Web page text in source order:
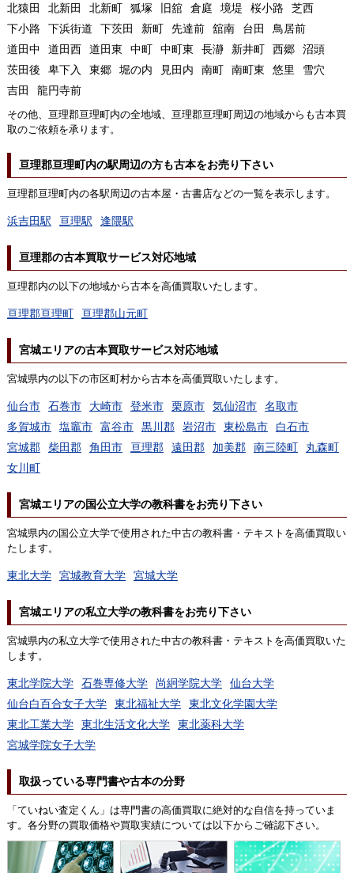
北猿田
北新田 北新町 狐塚 旧舘 倉庭 境堤 桜小路
芝西
下小路
下浜街道 下茨田 新町 先達前 舘南 台田
鳥居前
道田中
道田西 道田東 中町 中町東 長瀞 新井町 西郷
沼頭
茨田後
卑下入 東郷 堀の内 見田内 南町 南町東 悠里
雪穴
吉田
龍円寺前
その他、亘理郡亘理町内の全地域、亘理郡亘理町周辺の地域からも古本買
取のご依頼を承ります。
亘理郡亘理町内の駅周辺の方も古本をお売り下さい
亘理郡亘理町内の各駅周辺の古本屋・古書店などの一覧を表示します。
浜吉田駅 亘理駅 逢隈駅
亘理郡の古本買取サービス対応地域
亘理郡内の以下の地域から古本を高価買取いたします。
亘理郡亘理町 亘理郡山元町
宮城エリアの古本買取サービス対応地域
宮城県内の以下の市区町村から古本を高価買取いたします。
仙台市 石巻市 大崎市 登米市 栗原市 気仙沼市
名取市
多賀城市
塩竈市 富谷市 黒川郡 岩沼市 東松島市
白石市
宮城郡
柴田郡 角田市 亘理郡 遠田郡 加美郡 南三陸町
丸森町
女川町
宮城エリアの国公立大学の教科書をお売り下さい
宮城県内の国公立大学で使用された中古の教科書・テキストを高価買取い
たします。
東北大学 宮城教育大学 宮城大学
宮城エリアの私立大学の教科書をお売り下さい
宮城県内の私立大学で使用された中古の教科書・テキストを高価買取いた
します。
東北学院大学 石巻専修大学 尚絅学院大学
仙台大学
仙台白百合女子大学
東北福祉大学
東北文化学園大学
東北工業大学
東北生活文化大学
東北薬科大学
宮城学院女子大学
取扱っている専門書や古本の分野
「ていねい査定くん」は専門書の高価買取に絶対的な自信を持っていま
す。各分野の買取価格や買取実績については以下からご確認下さい。